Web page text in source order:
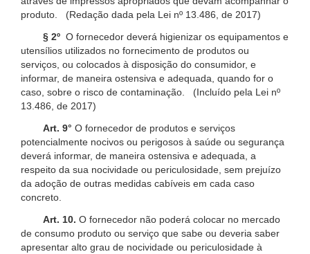
produto. (Redação dada pela Lei nº 13.486, de 2017)
§ 2º O fornecedor deverá higienizar os equipamentos e
utensílios utilizados no fornecimento de produtos ou
serviços, ou colocados à disposição do consumidor, e
informar, de maneira ostensiva e adequada, quando for o
caso, sobre o risco de contaminação. (Incluído pela Lei nº
13.486, de 2017)
Art. 9° O fornecedor de produtos e serviços
potencialmente nocivos ou perigosos à saúde ou segurança
deverá informar, de maneira ostensiva e adequada, a
respeito da sua nocividade ou periculosidade, sem prejuízo
da adoção de outras medidas cabíveis em cada caso
concreto.
Art. 10. O fornecedor não poderá colocar no mercado
de consumo produto ou serviço que sabe ou deveria saber
apresentar alto grau de nocividade ou periculosidade à